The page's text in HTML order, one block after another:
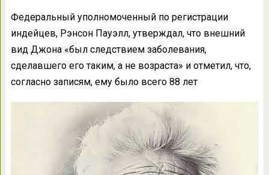
Федеральный уполномоченный по регистрации
индейцев, Рэнсон Пауэлл, утверждал, что внешний
вид Джона «был следствием заболевания,
сделавшего его таким, а не возраста» и отметил, что,
согласно записям, ему было всего 88 лет